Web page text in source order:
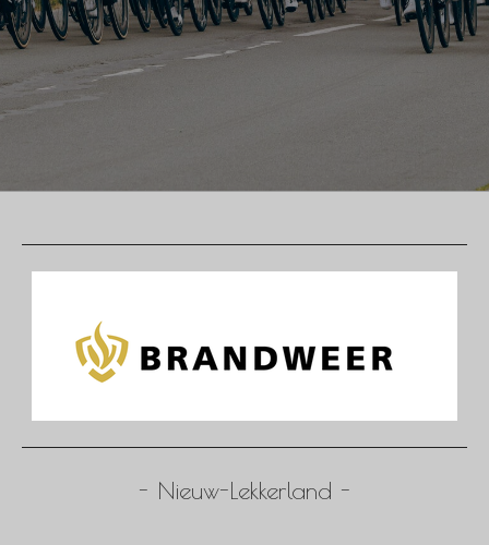
- Nieuw-Lekkerland -